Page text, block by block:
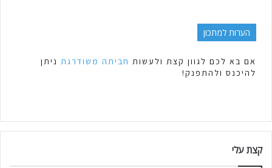
הערות למתכון
אם בא לכם לגוון קצת ולעשות חביתה משודרגת ניתן
להיכנס ולהתפנק!
קצת עלי